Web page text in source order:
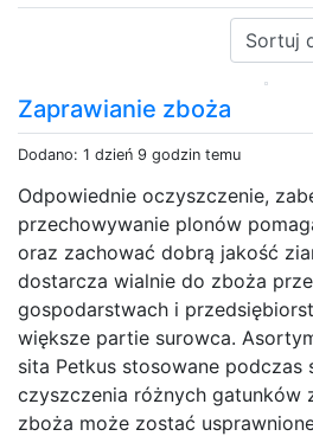
Sortuj:
Zaprawianie zboża
Dodano: 1 dzień 9 godzin temu
Odpowiednie oczyszczenie,
przechowywanie plonów
oraz zachować dobrą jakość
dostarcza wialnie do zboża
gospodarstwach i
większe partie surowca.
sita Petkus stosowane podczas
czyszczenia różnych gatunków
zboża może zostać